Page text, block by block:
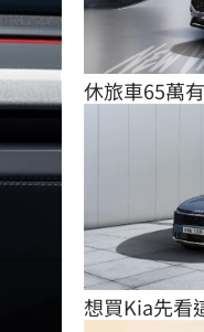
休旅車65萬
想買Kia先看